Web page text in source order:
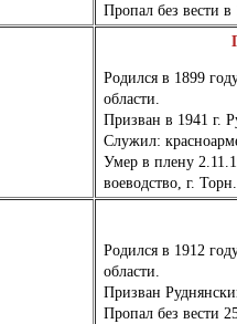
Пропал без вести в
Родился в 1899
области.
Призван в 1941 г.
Служил:
Умер в плену
воеводство, г. Торн.
Родился в 1912
области.
Призван
Пропал без вести